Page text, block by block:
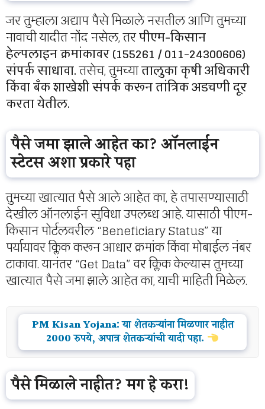
जर तुम्हाला अद्याप पैसे मिळाले नसतील आणि तुमच्या
नावाची यादीत नोंद नसेल, तरपीएम-किसान
हेल्पलाइन क्रमांकावर (155261 / 011-24300606)
संपर्क साधावा.तसेच, तुमच्यातालुका कृषी अधिकारी
किंवा बँक शाखेशी संपर्क करून तांत्रिक अडचणी दूर
करता येतील.
पैसे जमा झाले आहेत का? ऑनलाईन
स्टेटस अशा प्रकारे पहा
तुमच्या खात्यात पैसे आले आहेत का, हे तपासण्यासाठी
देखील ऑनलाईन सुविधा उपलब्ध आहे. यासाठी पीएम-
किसान पोर्टलवरील “Beneficiary Status” या
पर्यायावर क्लिक करून आधार क्रमांक किंवा मोबाईल नंबर
टाकावा. यानंतर “Get Data” वर क्लिक केल्यास तुमच्या
खात्यात पैसे जमा झाले आहेत का, याची माहिती मिळेल.
PM Kisan Yojana: या शेतकऱ्यांना मिळणार नाहीत
2000 रुपये, अपात्र शेतकऱ्यांची यादी पहा.
पैसे मिळाले नाहीत? मग हे करा!